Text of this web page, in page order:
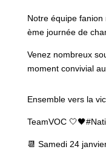
Notre équipe
ème journée de
Venez nombreux
moment convivial
Ensemble vers la
TeamVOC
📆 Samedi 24